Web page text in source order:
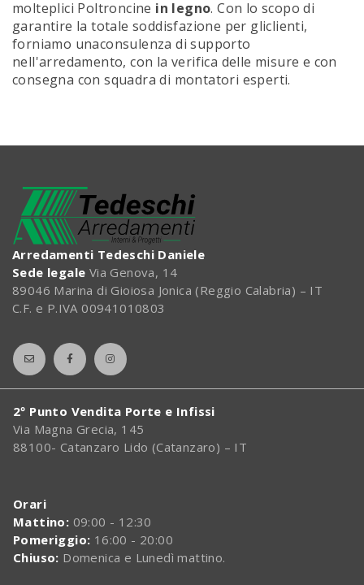
molteplici Poltroncine in legno. Con lo scopo di
garantire la totale soddisfazione per gliclienti,
forniamo unaconsulenza di supporto
nell'arredamento, con la verifica delle misure e con
consegna con squadra di montatori esperti.
Arredamenti Tedeschi Daniele
Sede legale Via Genova, 14
89046 Marina di Gioiosa Jonica (Reggio Calabria) – IT
C.F. e P.IVA 00941010803
2º Punto Vendita Porte e Infissi
Via Magna Grecia, 145
88100- Catanzaro Lido (Catanzaro) – IT
Orari
Mattino: 09:00 - 12:30
Pomeriggio: 16:00 - 20:00
Chiuso: Domenica e Lunedì mattino.